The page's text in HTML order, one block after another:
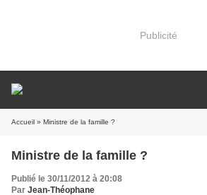
Publicité
Accueil » Ministre de la famille ?
Ministre de la famille ?
Publié le 30/11/2012 à 20:08
Par Jean-Théophane